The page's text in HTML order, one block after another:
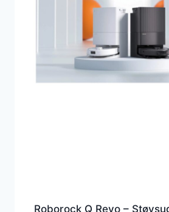
Roborock Q Revo –